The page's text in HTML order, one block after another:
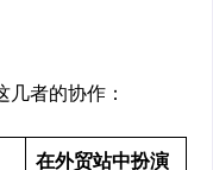
者的协作：
在外贸站中扮演